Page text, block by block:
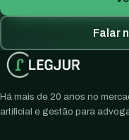
Falar
Há mais de 20 anos no
artificial e gestão para